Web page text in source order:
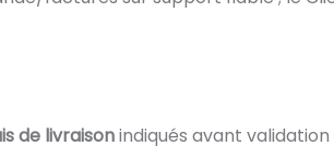
de livraisonindiqués avant